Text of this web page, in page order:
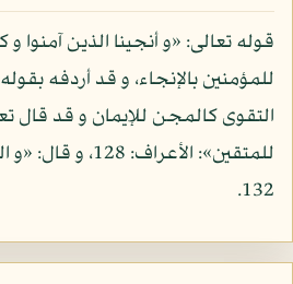
قوله تعالى: «و أنجينا الذين آمنوا و
للمؤمنين بالإنجاء، و قد أردفه
التقوى كالمجن للإيمان و قد قال
للمتقين»: الأعراف:
132.